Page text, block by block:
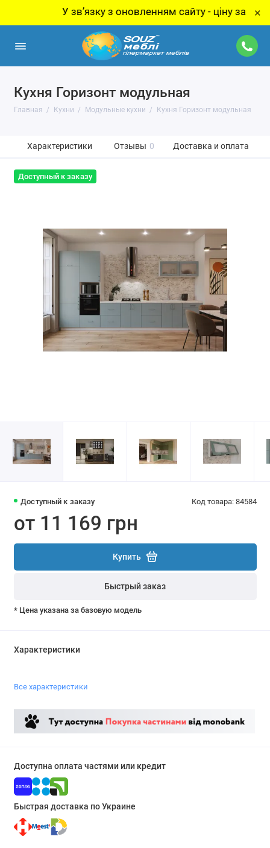
У звʼязку з оновленням сайту - ціну за товар×
Кухня Горизонт модульная
Главная Кухни Модульные кухни Кухня Горизонт модульная
Характеристики Отзывы 0 Доставка и оплата
Доступный к заказу
Доступный к заказу Код товара: 84584
от 11 169 грн
Купить
Быстрый заказ
* Цена указана за базовую модель
Характеристики
Все характеристики
Доступна оплата частями или кредит
Быстрая доставка по Украине